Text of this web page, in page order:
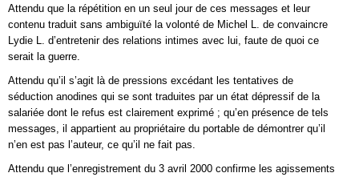
Attendu que la répétition en un seul jour de ces messages et leur
contenu traduit sans ambiguïté la volonté de Michel L. de convaincre
Lydie L. d’entretenir des relations intimes avec lui, faute de quoi ce
serait la guerre.
Attendu qu’il s’agit là de pressions excédant les tentatives de
séduction anodines qui se sont traduites par un état dépressif de la
salariée dont le refus est clairement exprimé ; qu’en présence de tels
messages, il appartient au propriétaire du portable de démontrer qu’il
n’en est pas l’auteur, ce qu’il ne fait pas.
Attendu que l’enregistrement du 3 avril 2000 confirme les agissements